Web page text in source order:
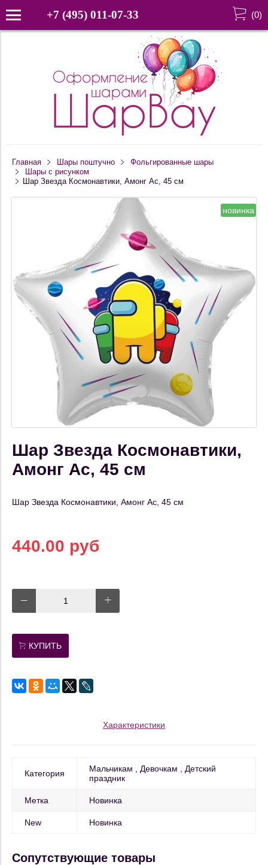
+7 (495) 011-07-33 (0)
Главная Шары поштучно
Фольгированные шары
Шары с рисунком
Шар Звезда Космонавтики, Амонг Ас, 45 см
новинка
Шар Звезда Космонавтики,
Амонг Ас, 45 см
Шар Звезда Космонавтики, Амонг Ас, 45 см
440.00 руб
КУПИТЬ
Характеристики
Категория Мальчикам Девочкам
Детский
праздник
Метка Новинка
New Новинка
Сопутствующие товары